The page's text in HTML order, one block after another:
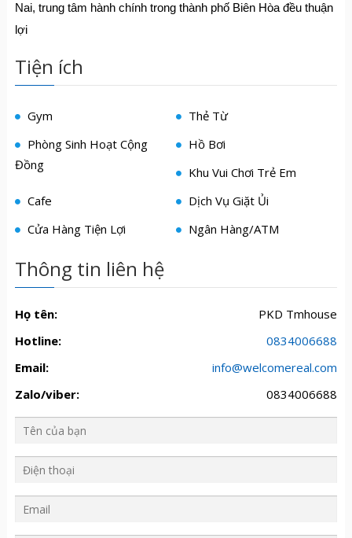
Nai, trung tâm hành chính trong thành phố Biên Hòa đều thuận
lợi
Tiện ích
Gym
Thẻ Từ
Phòng Sinh Hoạt Cộng
Đồng
Hồ Bơi
Khu Vui Chơi Trẻ Em
Cafe
Dịch Vụ Giặt Ủi
Cửa Hàng Tiện Lợi
Ngân Hàng/ATM
Thông tin liên hệ
Họ tên:
PKD Tmhouse
Hotline:
0834006688
Email:
info@welcomereal.com
Zalo/viber:
0834006688